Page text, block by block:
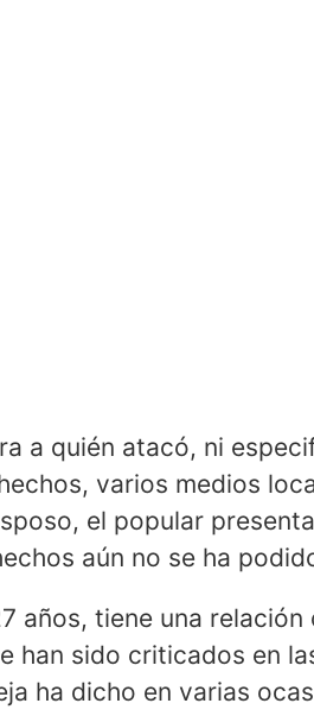
a quién atacó, ni
varios medios
el popular
aún no se ha
años, tiene una
han sido criticados en
ha dicho en varias